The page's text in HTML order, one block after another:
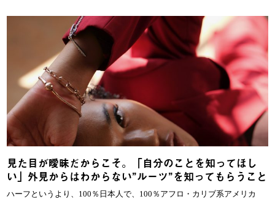
見た目が曖昧だからこそ。「自分のことを知ってほし
い」外見からはわからない”ルーツ”を知ってもらうこと
ハーフというより、100％日本人で、100％アフロ・カリブ系アメリカ